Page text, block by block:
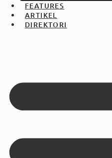
FEATURES
ARTIKEL
DIREKTORI